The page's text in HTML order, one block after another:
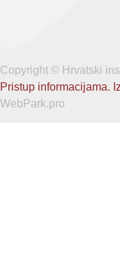
Copyright © Hrvatski
Pristup informacijama.
WebPark.pro